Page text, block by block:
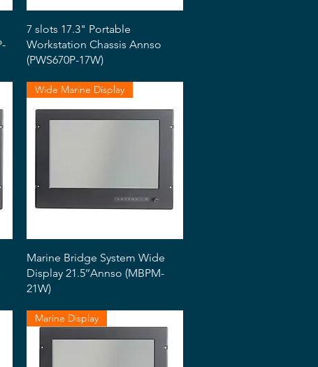
Snabbvisning
7 slots 17.3" Portable
Workstation Chassis Annso
(PWS670P-17W)
Snabbvisning
Wide Marine Display
Marine Bridge System Wide
Display 21.5’’Annso (MBPM-
21W)
Marine Display